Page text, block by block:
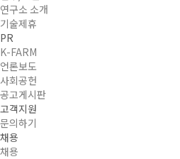
연구소 소개
기술제휴
PR
K-FARM
언론보도
사회공헌
공고게시판
고객지원
문의하기
채용
채용